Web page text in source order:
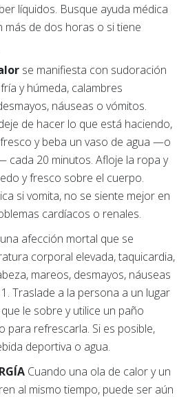
líquidos. Busque ayuda médica
más de dos horas o si tiene
se manifiesta con sudoración
y húmeda, calambres
náuseas o vómitos.
de hacer lo que está haciendo,
y beba un vaso de agua —o
cada 20 minutos. Afloje la ropa y
y fresco sobre el cuerpo.
si vomita, no se siente mejor en
cardíacos o renales.
afección mortal que se
corporal elevada, taquicardia,
mareos, desmayos, náuseas
Traslade a la persona a un lugar
le sobre y utilice un paño
para refrescarla. Si es posible,
deportiva o agua.
Cuando una ola de calor y un
al mismo tiempo, puede ser aún